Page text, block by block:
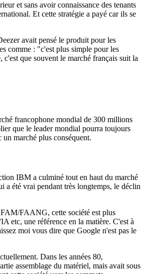
et sans avoir connaissance des tenants
Et cette stratégie a payé car ils se
avait pensé le produit pour les
comme : "c'est plus simple pour les
que souvent le marché français suit la
francophone mondial de 300 millions
que le leader mondial pourra toujours
marché plus conséquent.
IBM a culminé tout en haut du marché
a été vrai pendant très longtemps, le déclin
FAANG, cette société est plus
etc, une référence en la matière. C'est à
moi vous dire que Google n'est pas le
Dans les années 80,
assemblage du matériel, mais avait sous